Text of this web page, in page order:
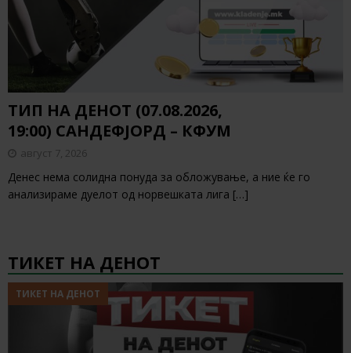
ТИП НА ДЕНОТ (07.08.2026,
19:00) САНДЕФЈОРД – КФУМ
август 7, 2026
Денес нема солидна понуда за обложување, а ние ќе го
анализираме дуелот од норвешката лига […]
ТИКЕТ НА ДЕНОТ
ТИКЕТ НА ДЕНОТ